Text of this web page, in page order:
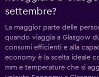
settembre?
La maggior parte delle
quando viaggia a Glasgow
consumi efficienti e alla
economy è la scelta ideale
mm e temperature che si